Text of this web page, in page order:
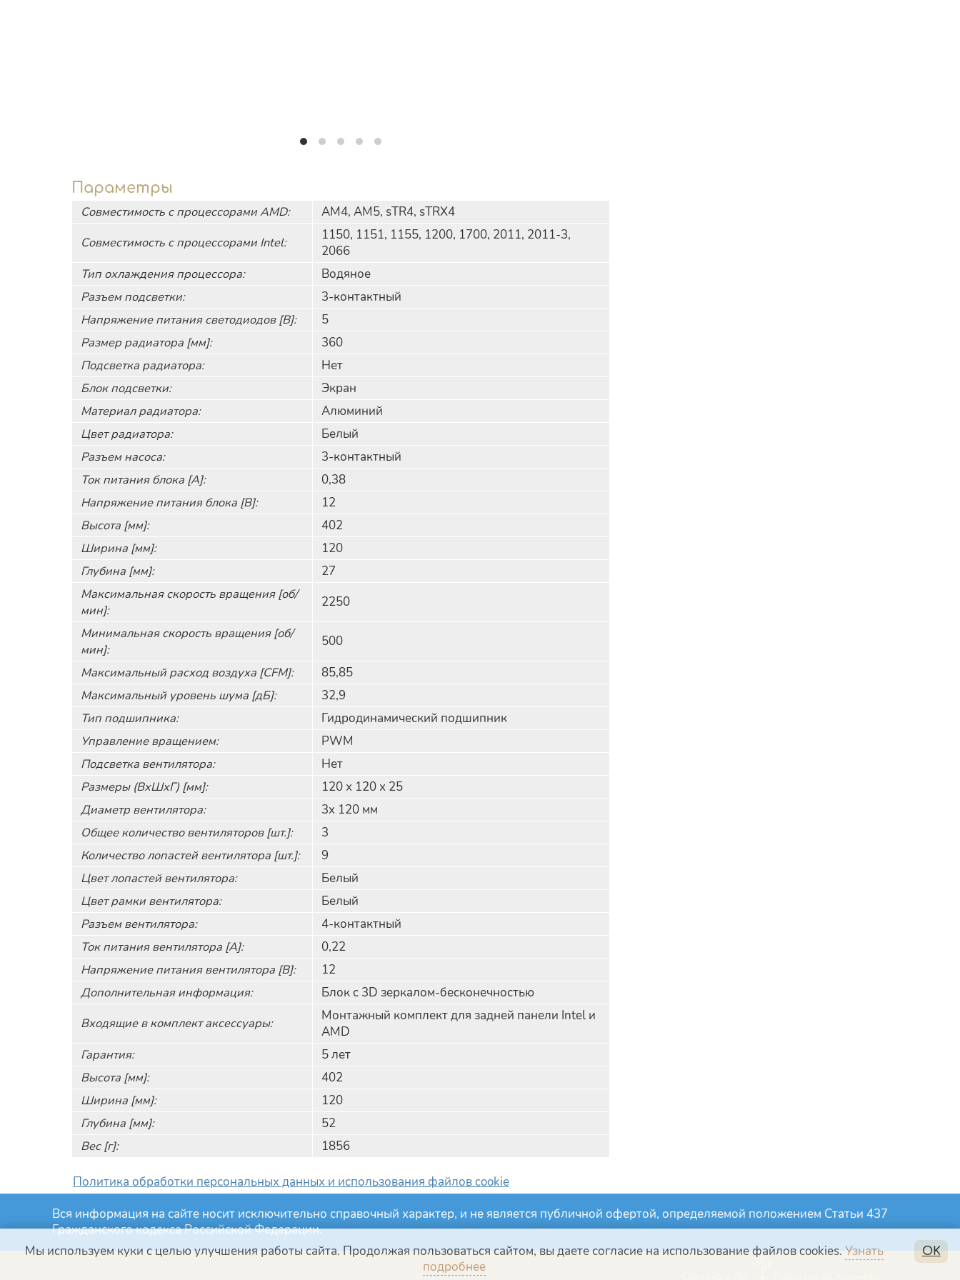
Параметры
Совместимость с процессорами AMD:
АМ4, АМ5, sTR4, sTRX4
Совместимость с процессорами Intel:
1150, 1151, 1155, 1200, 1700, 2011, 2011-3,
2066
Тип охлаждения процессора:
Водяное
Разъем подсветки:
3-контактный
Напряжение питания светодиодов [В]:
5
Размер радиатора [мм]:
360
Подсветка радиатора:
Нет
Блок подсветки:
Экран
Материал радиатора:
Алюминий
Цвет радиатора:
Белый
Разъем насоса:
3-контактный
Ток питания блока [А]:
0,38
Напряжение питания блока [В]:
12
Высота [мм]:
402
Ширина [мм]:
120
Глубина [мм]:
27
Максимальная скорость вращения [об/
мин]:
2250
Минимальная скорость вращения [об/
мин]:
500
Максимальный расход воздуха [CFM]:
85,85
Максимальный уровень шума [дБ]:
32,9
Тип подшипника:
Гидродинамический подшипник
Управление вращением:
PWM
Подсветка вентилятора:
Нет
Размеры (ВxШxГ) [мм]:
120 х 120 х 25
Диаметр вентилятора:
3x 120 мм
Общее количество вентиляторов [шт.]:
3
Количество лопастей вентилятора [шт.]:
9
Цвет лопастей вентилятора:
Белый
Цвет рамки вентилятора:
Белый
Разъем вентилятора:
4-контактный
Ток питания вентилятора [А]:
0,22
Напряжение питания вентилятора [В]:
12
Дополнительная информация:
Блок с 3D зеркалом-бесконечностью
Входящие в комплект аксессуары:
Монтажный комплект для задней панели Intel и
AMD
Гарантия:
5 лет
Высота [мм]:
402
Ширина [мм]:
120
Глубина [мм]:
52
Вес [г]:
1856
Политика обработки персональных данных и использования файлов cookie
Вся информация на сайте носит исключительно справочный характер, и не является публичной офертой, определяемой положением Статьи 437
Гражданского кодекса Российской Федерации.
Мы используем куки с целью улучшения работы сайта. Продолжая пользоваться сайтом, вы даете согласие на использование файлов cookies.Узнать
подробнее
OK